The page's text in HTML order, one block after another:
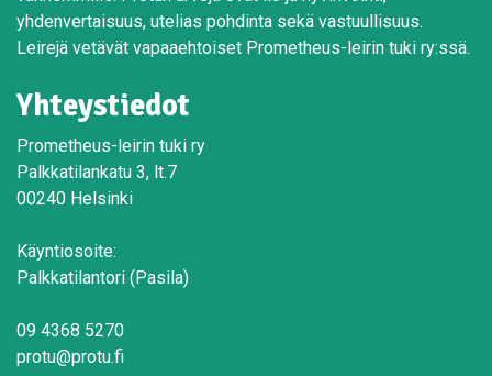
yhdenvertaisuus, utelias pohdinta sekä vastuullisuus.
Leirejä vetävät vapaaehtoiset Prometheus-leirin tuki ry:ssä.
Yhteystiedot
Prometheus-leirin tuki ry
Palkkatilankatu 3, lt.7
00240 Helsinki
Käyntiosoite:
Palkkatilantori (Pasila)
09 4368 5270
protu@protu.fi